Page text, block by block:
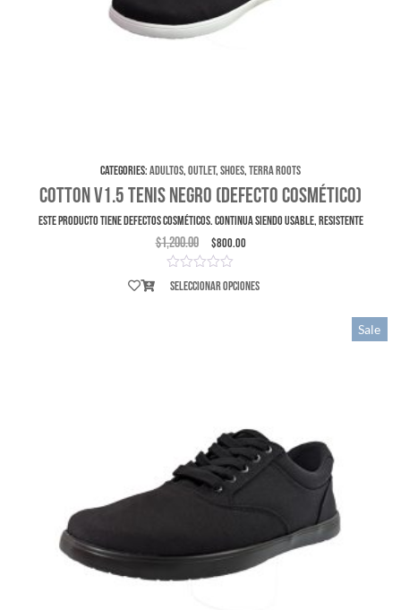
Categories:Adultos,Outlet,Shoes,Terra Roots
Cotton V1.5 Tenis Negro (Defecto Cosmético)
ESTE PRODUCTO TIENE DEFECTOS COSMÉTICOS. Continua siendo usable, resistente
$1,200.00 $800.00
Seleccionar opciones
Sale